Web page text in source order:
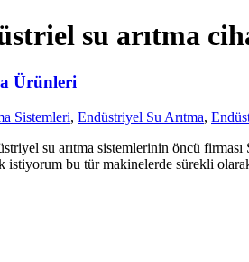
su arıtma
Ürünleri
Sistemleri, Endüstriyel Su Arıtma,
su arıtma sistemlerinin öncü firması
istiyorum bu tür makinelerde sürekli